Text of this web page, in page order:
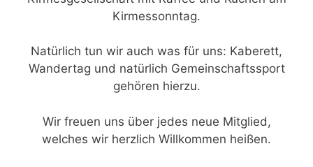
Kirmessonntag.
Natürlich tun wir auch was für uns: Kaberett,
Wandertag und natürlich Gemeinschaftssport
gehören hierzu.
Wir freuen uns über jedes neue Mitglied,
welches wir herzlich Willkommen heißen.